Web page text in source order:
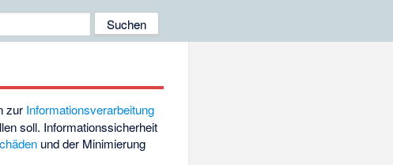
zur Informationsverarbeitung
soll. Informationssicherheit
und der Minimierung